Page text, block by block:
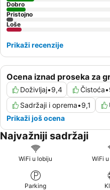
Ocena iznad proseka za
Doživljaj•9,4 Čistoća•
Sadržaji i oprema•9,1
Prikaži još ocena
Dobro
Pristojno
Loše
Prikaži recenzije
Najvažniji sadržaji
WiFi u lobiju WiFi
Parking